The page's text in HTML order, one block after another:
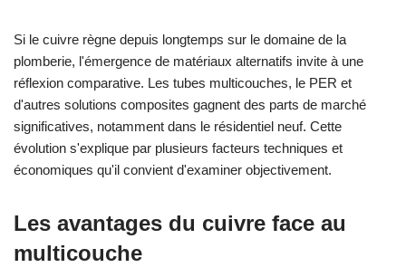
Si le cuivre règne depuis longtemps sur le domaine de la
plomberie, l'émergence de matériaux alternatifs invite à une
réflexion comparative. Les tubes multicouches, le PER et
d'autres solutions composites gagnent des parts de marché
significatives, notamment dans le résidentiel neuf. Cette
évolution s'explique par plusieurs facteurs techniques et
économiques qu'il convient d'examiner objectivement.
Les avantages du cuivre face au
multicouche